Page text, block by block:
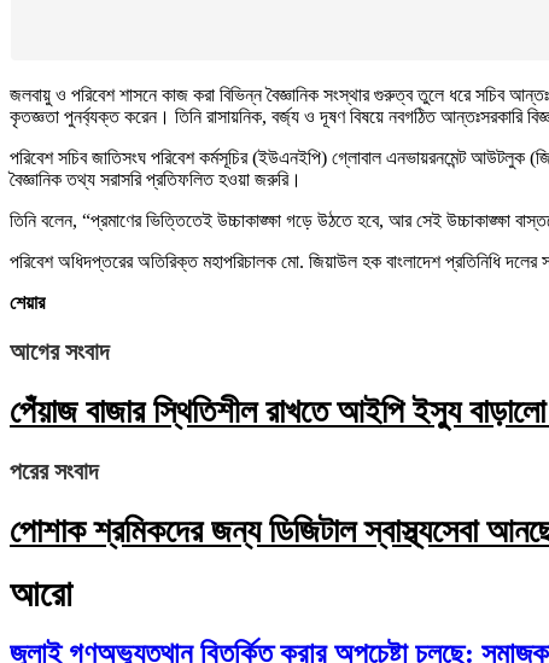
জলবায়ু ও পরিবেশ শাসনে কাজ করা বিভিন্ন বৈজ্ঞানিক সংস্থার গুরুত্ব তুলে ধরে সচিব
কৃতজ্ঞতা পুনর্ব্যক্ত করেন। তিনি রাসায়নিক, বর্জ্য ও দূষণ বিষয়ে নবগঠিত আন্তঃসরকারি
পরিবেশ সচিব জাতিসংঘ পরিবেশ কর্মসূচির (ইউএনইপি) গ্লোবাল এনভায়রনমেন্ট আউটলুক
বৈজ্ঞানিক তথ্য সরাসরি প্রতিফলিত হওয়া জরুরি।
তিনি বলেন, “প্রমাণের ভিত্তিতেই উচ্চাকাঙ্ক্ষা গড়ে উঠতে হবে, আর সেই উচ্চাকাঙ্ক্ষা
পরিবেশ অধিদপ্তরের অতিরিক্ত মহাপরিচালক মো. জিয়াউল হক বাংলাদেশ প্রতিনিধি
শেয়ার
আগের সংবাদ
পেঁয়াজ বাজার স্থিতিশীল রাখতে আইপি ইস্যু
পরের সংবাদ
পোশাক শ্রমিকদের জন্য ডিজিটাল স্বাস্থ্যসেবা
আরো
জুলাই গণঅভ্যুত্থান বিতর্কিত করার অপচেষ্টা চলছে: